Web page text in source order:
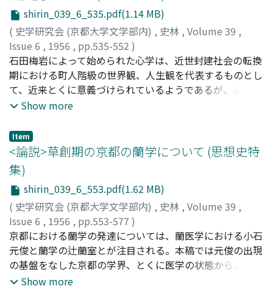
あるが、これがどのようにして中世の社会を流れていった
かを跡づけようとするのがこの小論の目的である。しかし
順序として創造記がいかにして成立し、いかなる構造をも
つかを明らにするために近隣諸民族の類同神話とも比較
し、かつ中世に至るまでの創造記を中心としたヘブライ宗
教の変遷をたどり、ギリシア思想との融合の形でカトリシ
ズムが形成される過程を述べた。
shirin_039_6_535.pdf(1.14 MB)
( 史学研究会 (京都大学文学部内) , 史林 , Volume 39 ,
Issue 6 , 1956 , pp.535-552 )
柴田, 実;Shibata, Minoru;シバタ, ミノル
石田梅岩によって始められた心学は、近世封建社会の転換
期における町人階級の世界観、人生観を代表するものとし
て、近来とくに意義づけられているようであるが、心学思
想成立の直接の源由をなすものはその時代町人社会に一般
ならない。その点を具体的に闡明するために梅岩の主著
「都鄙問答」について、その中に直接引用され、もしく
は、間接にでもその所論の典拠となったと考えられる書物
を漢籍・仏典・和書の三種に分つてその書目とその頻度と
を調べたところ、書目はそれぞれ三八・三一・九種とな
り、儒学ことに朱子学関係の書物が多いことが目立つ。併
しそのことから直ちに心学は朱子学に由来するとの早急な
結論を出すべきではなく、心学の特色はそれら儒仏神にわ
たる時代の教養をひろく取入れて、しかもそのいずれにも
捕われず、これを自己の体験に即して主体的に理解し、意
義づけたところに認めらるべきかと思われる。
Show more
Item
<論説>草創期の京都の蘭学について (思想史特
集)
shirin_039_6_553.pdf(1.62 MB)
( 史学研究会 (京都大学文学部内) , 史林 , Volume 39 ,
Issue 6 , 1956 , pp.553-577 )
山本, 四郎;Yamamoto, Shiro;ヤマモト, シロウ
京都における蘭学の発達については、蘭医学における小石
元俊と蘭学の辻蘭室とが注目される。本稿では元俊の出現
の基盤をなした京都の学界、とくに医学の状態から、元俊
の地位を定め、さらに江戸の蘭学との交渉を通じて元俊の
Show more